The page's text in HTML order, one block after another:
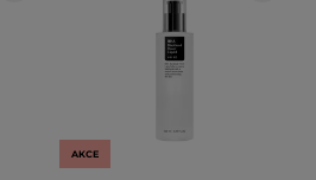
AKCE